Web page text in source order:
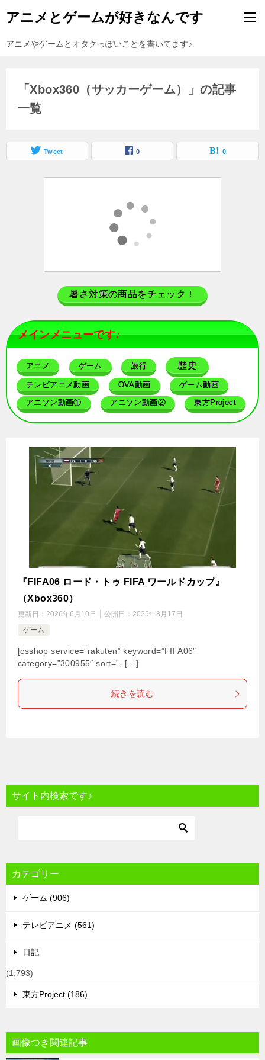
アニメとゲームが好きなんです
アニメやゲームとオタクっぽいことを書いてます♪
「Xbox360（サッカーゲーム）」の記事
一覧
Tweet 0 0
暑さ対策の商品をチェック！
メインメニューです♪
アニメ ゲーム 旅行 歴史
テレビアニメ動画 OVA動画 ゲーム動画
アニソン動画① アニソン動画② 東方Project
『FIFA06 ロード・トゥ FIFA ワールドカップ』
（Xbox360）
更新日： 2026年6月10日 公開日： 2025年8月17日
ゲーム
[csshop service=”rakuten” keyword=”FIFA06″
category=”300955″ sort=”- […]
続きを読む
サイト内検索です♪
カテゴリー
ゲーム (906)
テレビアニメ (561)
日記
(1,793)
東方Project (186)
画像つき関連記事